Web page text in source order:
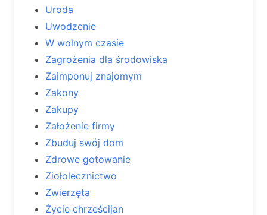
Uroda
Uwodzenie
W wolnym czasie
Zagrożenia dla środowiska
Zaimponuj znajomym
Zakony
Zakupy
Założenie firmy
Zbuduj swój dom
Zdrowe gotowanie
Ziołolecznictwo
Zwierzęta
Życie chrześcijan